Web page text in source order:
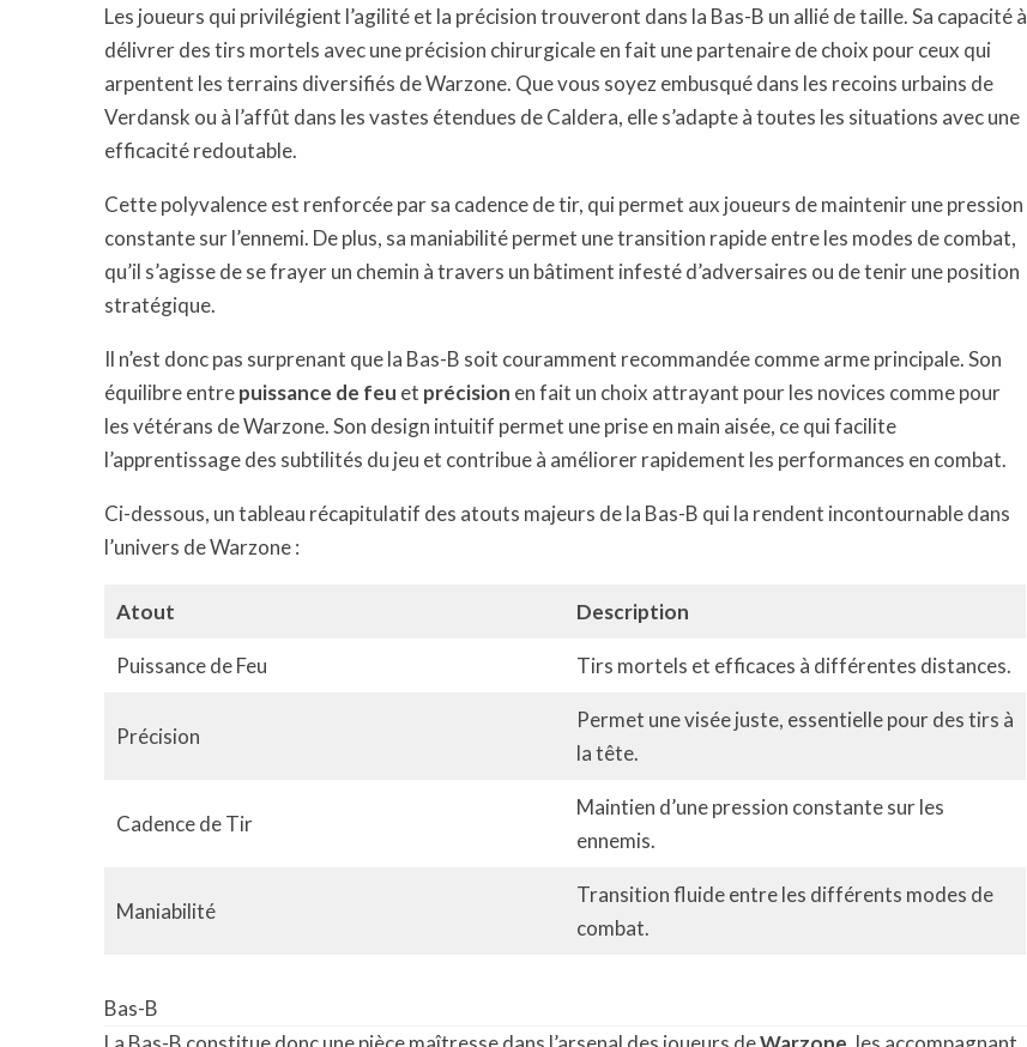
Les joueurs qui privilégient l’agilité et la précision trouveront dans la Bas-B un allié de taille. Sa capacité à
délivrer des tirs mortels avec une précision chirurgicale en fait une partenaire de choix pour ceux qui
arpentent les terrains diversifiés de Warzone. Que vous soyez embusqué dans les recoins urbains de
Verdansk ou à l’affût dans les vastes étendues de Caldera, elle s’adapte à toutes les situations avec une
efficacité redoutable.
Cette polyvalence est renforcée par sa cadence de tir, qui permet aux joueurs de maintenir une pression
constante sur l’ennemi. De plus, sa maniabilité permet une transition rapide entre les modes de combat,
qu’il s’agisse de se frayer un chemin à travers un bâtiment infesté d’adversaires ou de tenir une position
stratégique.
Il n’est donc pas surprenant que la Bas-B soit couramment recommandée comme arme principale. Son
équilibre entrepuissance de feu et précision en fait un choix attrayant pour les novices comme pour
les vétérans de Warzone. Son design intuitif permet une prise en main aisée, ce qui facilite
l’apprentissage des subtilités du jeu et contribue à améliorer rapidement les performances en combat.
Ci-dessous, un tableau récapitulatif des atouts majeurs de la Bas-B qui la rendent incontournable dans
l’univers de Warzone :
Atout Description
Puissance de Feu Tirs mortels et efficaces à différentes distances.
Précision
Permet une visée juste, essentielle pour des tirs à
la tête.
Cadence de Tir
Maintien d’une pression constante sur les
ennemis.
Maniabilité
Transition fluide entre les différents modes de
combat.
Bas-B